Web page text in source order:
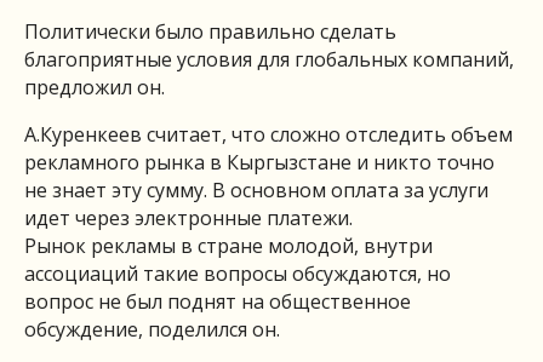
Политически было правильно сделать
благоприятные условия для глобальных компаний,
предложил он.
А.Куренкеев считает, что сложно отследить объем
рекламного рынка в Кыргызстане и никто точно
не знает эту сумму. В основном оплата за услуги
идет через электронные платежи.
Рынок рекламы в стране молодой, внутри
ассоциаций такие вопросы обсуждаются, но
вопрос не был поднят на общественное
обсуждение, поделился он.